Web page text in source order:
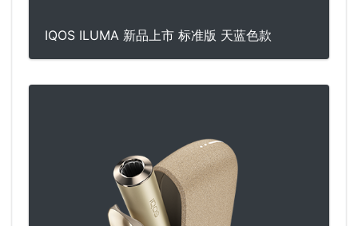
IQOS ILUMA 新品上市 标准版 天蓝色款